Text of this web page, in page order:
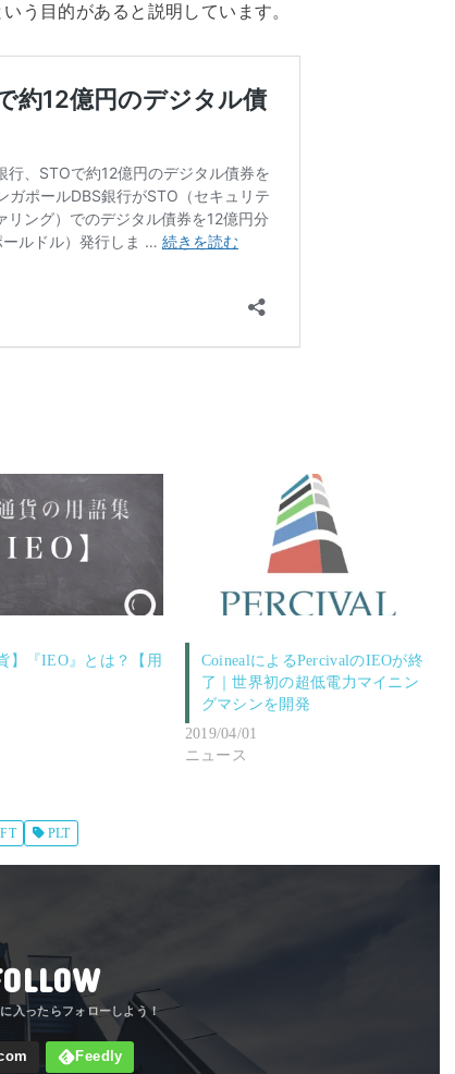
う目的があると説明しています。
】『IEO』とは？【用
CoinealによるPercivalのIEOが終
了｜世界初の超低電力マイニン
グマシンを開発
2019/04/01
ニュース
PLT